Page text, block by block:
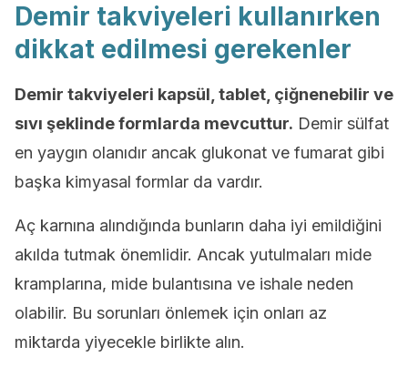
Demir takviyeleri kullanırken
dikkat edilmesi gerekenler
Demir takviyeleri kapsül, tablet, çiğnenebilir ve
sıvı şeklinde formlarda mevcuttur. Demir sülfat
en yaygın olanıdır ancak glukonat ve fumarat gibi
başka kimyasal formlar da vardır.
Aç karnına alındığında bunların daha iyi emildiğini
akılda tutmak önemlidir. Ancak yutulmaları mide
kramplarına, mide bulantısına ve ishale neden
olabilir. Bu sorunları önlemek için onları az
miktarda yiyecekle birlikte alın.